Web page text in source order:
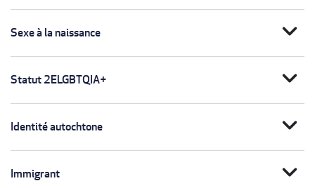
Sexe à la naissance expand_more
Statut 2ELGBTQIA+ expand_more
Identité autochtone expand_more
Immigrant expand_more